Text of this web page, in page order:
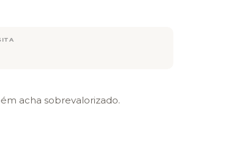
acha sobrevalorizado.